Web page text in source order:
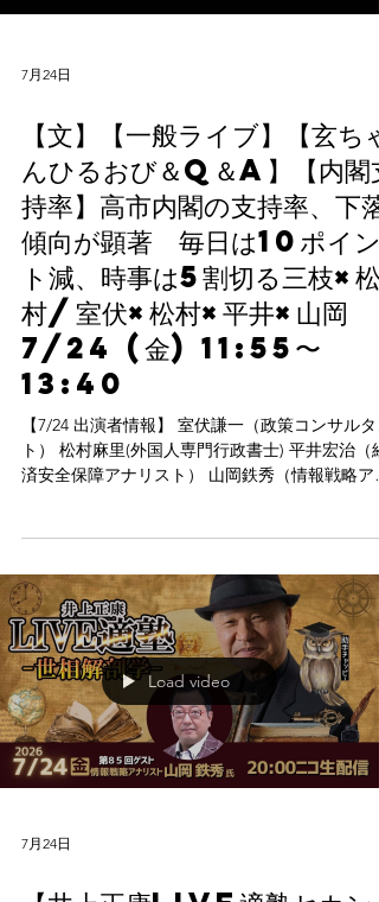
7月24日
【文】【一般ライブ】【玄ちゃ
んひるおび＆Q＆A】【内閣支
持率】高市内閣の支持率、下落
傾向が顕著 毎日は10ポイン
ト減、時事は5割切る三枝×松
村/室伏×松村×平井×山岡
7/24 (金) 11:55〜
13:40
ト） 松村麻里(外国人専門行政書士) 平井宏治（経
済安全保障アナリスト） 山岡鉄秀（情報戦略アナ
リスト・令和専攻塾塾頭）
Load video